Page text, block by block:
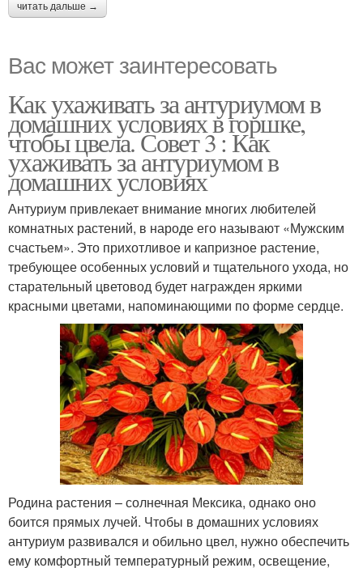
читать дальше →
Вас может заинтересовать
Как ухаживать за антуриумом в
домашних условиях в горшке,
чтобы цвела. Совет 3 : Как
ухаживать за антуриумом в
домашних условиях
Антуриум привлекает внимание многих любителей
комнатных растений, в народе его называют «Мужским
счастьем». Это прихотливое и капризное растение,
требующее особенных условий и тщательного ухода, но
старательный цветовод будет награжден яркими
красными цветами, напоминающими по форме сердце.
Родина растения – солнечная Мексика, однако оно
боится прямых лучей. Чтобы в домашних условиях
антуриум развивался и обильно цвел, нужно обеспечить
ему комфортный температурный режим, освещение,